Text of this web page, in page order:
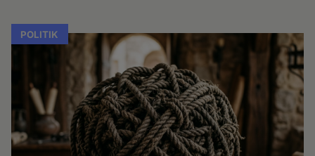
POLITIK